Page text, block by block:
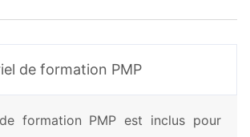
de formation PMP
formation PMP est inclus pour